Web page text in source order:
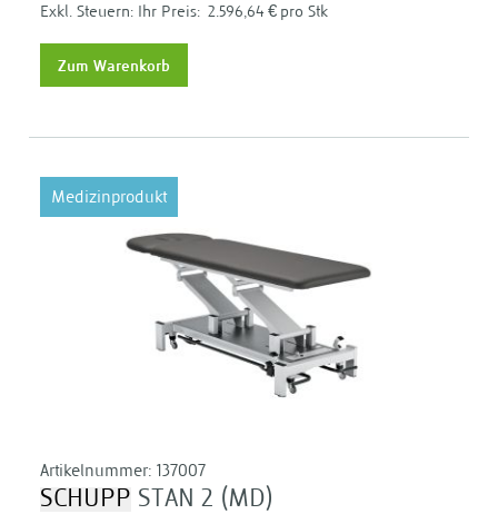
Ihr Preis: 2.596,64 € pro Stk
Zum Warenkorb
Medizinprodukt
Artikelnummer: 137007
SCHUPP STAN 2 (MD)